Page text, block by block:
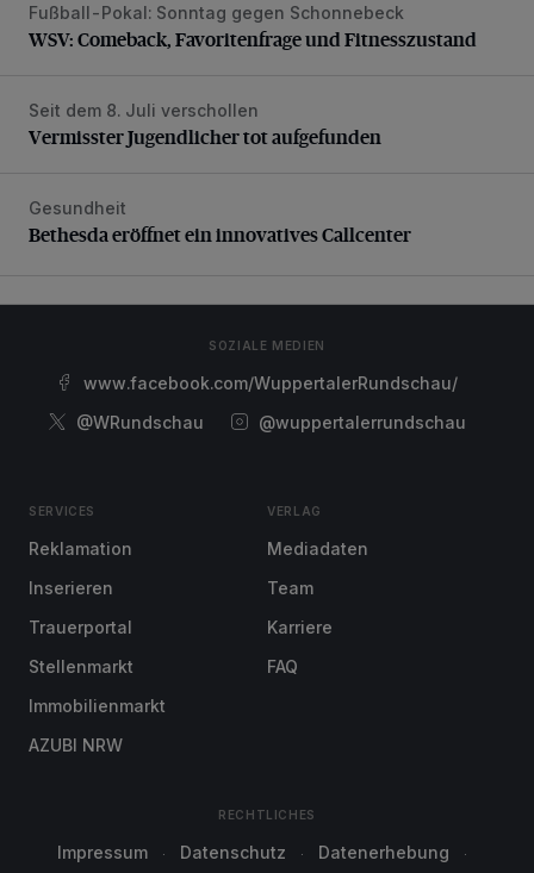
WSV: Comeback, Favoritenfrage und Fitnesszustand
Fußball-Pokal: Sonntag gegen Schonnebeck
WSV: Comeback, Favoritenfrage und Fitnesszustand
Vermisster Jugendlicher tot aufgefunden
Seit dem 8. Juli verschollen
Vermisster Jugendlicher tot aufgefunden
Bethesda eröffnet ein innovatives Callcenter
Gesundheit
Bethesda eröffnet ein innovatives Callcenter
SOZIALE MEDIEN
www.facebook.com/WuppertalerRundschau/
@WRundschau
@wuppertalerrundschau
SERVICES
Reklamation
Inserieren
Trauerportal
Stellenmarkt
Immobilienmarkt
AZUBI NRW
VERLAG
Mediadaten
Team
Karriere
FAQ
RECHTLICHES
Impressum Datenschutz Datenerhebung